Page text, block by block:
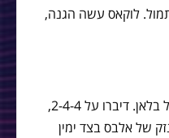
לוקאס עשה הגנה,
עכשיו לוצ׳ו כמובן שיחק לידיים של בלאן. דיברו על 2-4-4,
2-3-3, עם הנזק של אלבס בצד ימין